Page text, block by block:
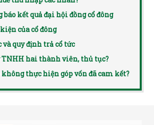
kết quả đại hội đồng cổ đông
của cổ đông
và quy định trả cổ tức
TNHH hai thành viên, thủ tục?
thực hiện góp vốn đã cam kết?